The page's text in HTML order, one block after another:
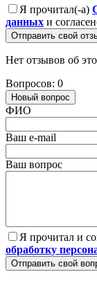
Я прочитал(-а)
данных и
Отправить свой
Нет отзывов об
Вопросов: 0
Новый вопрос
ФИО
Ваш e-mail
Ваш вопрос
Я прочитал и
обработку
Отправить свой